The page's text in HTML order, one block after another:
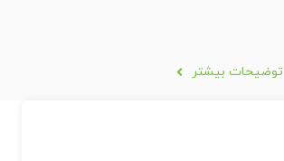
توضیحات بیشتر